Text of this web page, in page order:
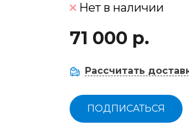
Нет в наличии
71 000 р.
Рассчитать
ПОДПИСАТЬСЯ